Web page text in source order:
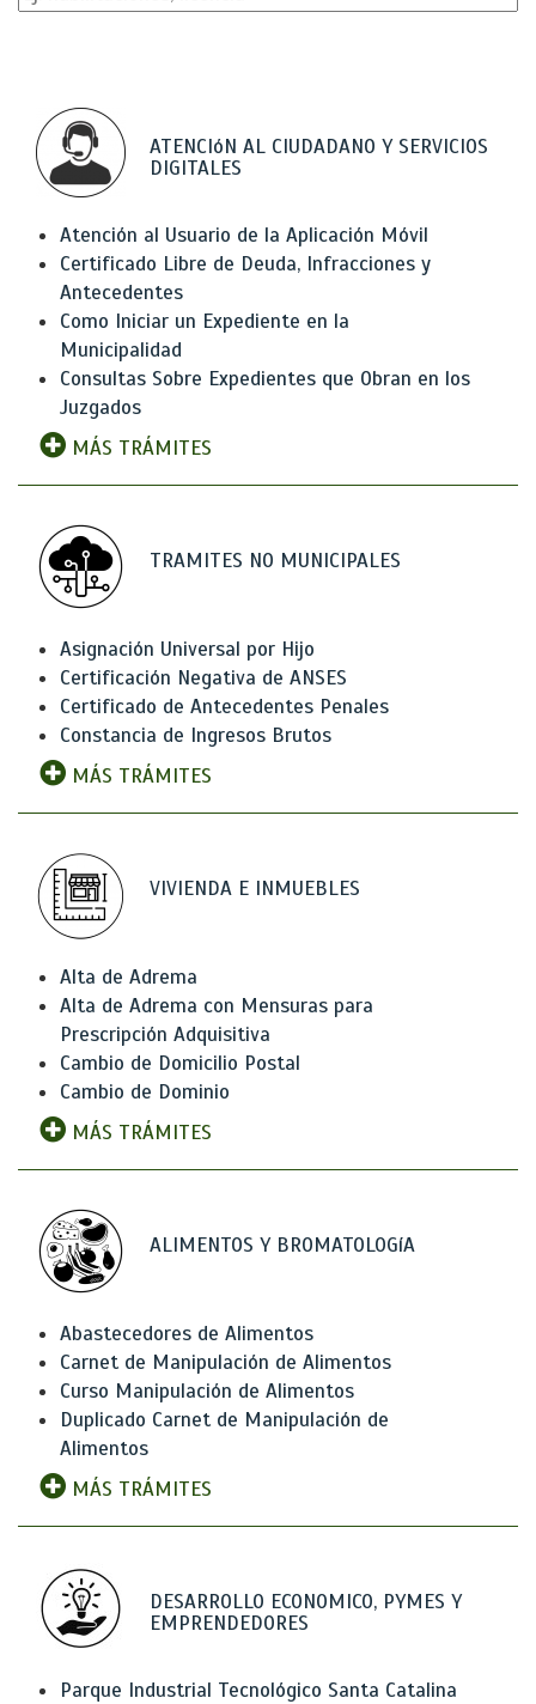
ATENCIóN AL CIUDADANO Y SERVICIOS
DIGITALES
Atención al Usuario de la Aplicación Móvil
Certificado Libre de Deuda, Infracciones y
Antecedentes
Como Iniciar un Expediente en la
Municipalidad
Consultas Sobre Expedientes que Obran en los
Juzgados
MÁS TRÁMITES
TRAMITES NO MUNICIPALES
Asignación Universal por Hijo
Certificación Negativa de ANSES
Certificado de Antecedentes Penales
Constancia de Ingresos Brutos
MÁS TRÁMITES
VIVIENDA E INMUEBLES
Alta de Adrema
Alta de Adrema con Mensuras para
Prescripción Adquisitiva
Cambio de Domicilio Postal
Cambio de Dominio
MÁS TRÁMITES
ALIMENTOS Y BROMATOLOGíA
Abastecedores de Alimentos
Carnet de Manipulación de Alimentos
Curso Manipulación de Alimentos
Duplicado Carnet de Manipulación de
Alimentos
MÁS TRÁMITES
DESARROLLO ECONOMICO, PYMES Y
EMPRENDEDORES
Parque Industrial Tecnológico Santa Catalina